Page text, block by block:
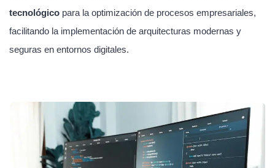
tecnológico para la optimización de procesos empresariales,
facilitando la implementación de arquitecturas modernas y
seguras en entornos digitales.